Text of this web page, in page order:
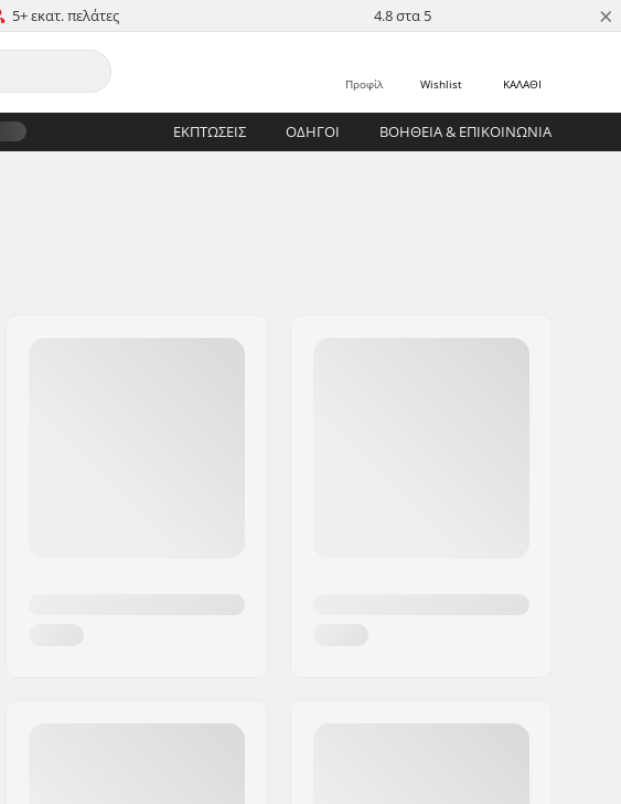
5+ εκατ. πελάτες 4.8 στα 5 ×
ΚΑΛΑΘΙ
Wishlist
Προφίλ
ΕΚΠΤΩΣΕΙΣ ΟΔΗΓΟΊ ΒΟΉΘΕΙΑ & ΕΠΙΚΟΙΝΩΝΊΑ